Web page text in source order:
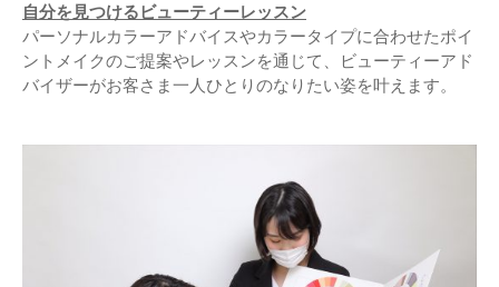
自分を見つけるビューティーレッスン
パーソナルカラーアドバイスやカラータイプに合わせたポイ
ントメイクのご提案やレッスンを通じて、ビューティーアド
バイザーがお客さま一人ひとりのなりたい姿を叶えます。